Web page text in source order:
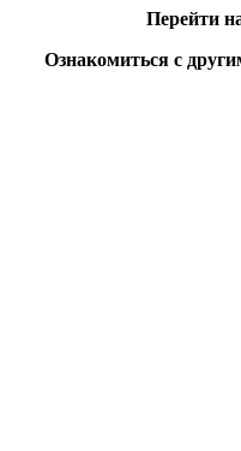
Перейти
Ознакомиться с